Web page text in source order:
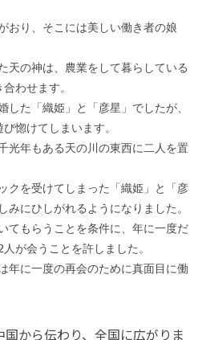
おり、そこには美しい働き者の娘
天の神は、農業をして暮らしている
わせます。
した「織姫」と「彦星」でしたが、
惚けてしまいます。
光年もある天の川の東西に二人を置
クを受けてしまった「織姫」と「彦
みにひしがれるようになりました。
てもらうことを条件に、年に一度だ
が会うことを許しました。
年に一度の再会のために真面目に働
から伝わり、全国に広がりま